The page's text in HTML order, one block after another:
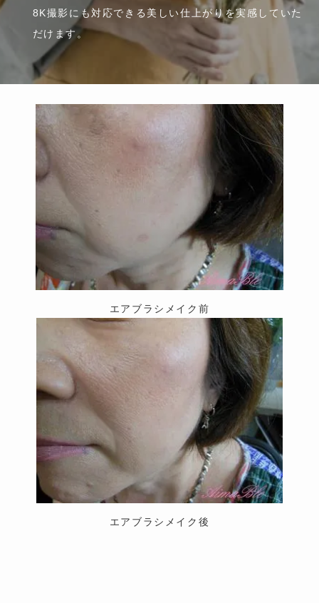
8K撮影にも対応できる美しい仕上がりを実感していた
だけます。
エアブラシメイク前
エアブラシメイク後